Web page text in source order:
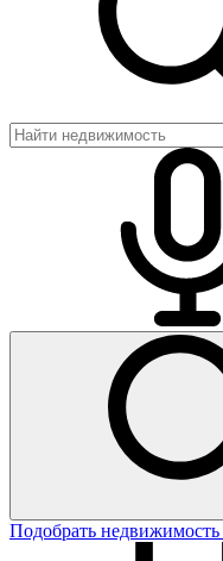
Подобрать недвижимость